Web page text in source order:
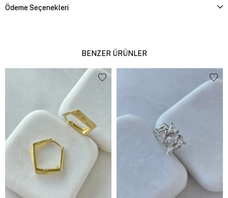
Ödeme Seçenekleri
BENZER ÜRÜNLER